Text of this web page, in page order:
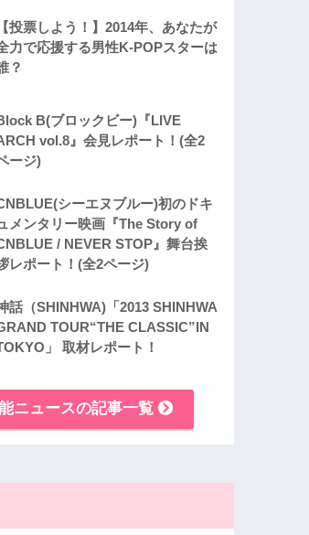
【投票しよう！】2014年、あなたが
力で応援する男性K-POPスターは
？
B(ブロックビー)『LIVE
vol.8』会見レポート！(全2
ージ)
シーエヌブルー)初のドキ
メンタリー映画『The Story of
/ NEVER STOP』舞台挨
レポート！(全2ページ)
話（SHINHWA)「2013 SHINHWA
TOUR“THE CLASSIC”IN
」 取材レポート！
ニュースの記事一覧